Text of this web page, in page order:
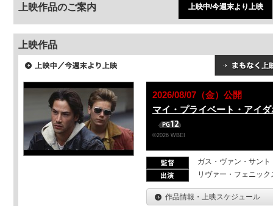
上映作品のご案内 上映中/今週末より上映
上映作品
2026/08/07（金）公開
マイ・プライベート・アイ
©2026 WBEI
ガス・ヴァン・サント
リヴァー・フェニッ
作品情報・上映スケジュール